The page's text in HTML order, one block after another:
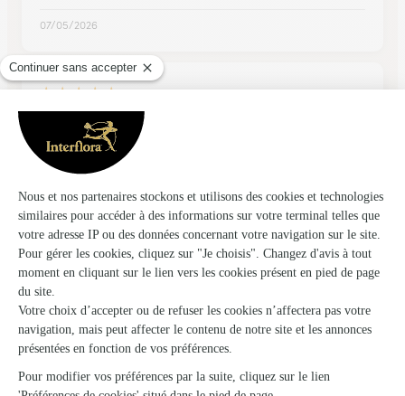
07/05/2026
★ ★ ★ ★ ★
La solution quand on est loin
Un site convivial. un choix varié et une expédition dans les
délais.
07/05/2026
Trustpilot Échantillon d'avis clients fourni via Trustpilot.
Voir tous
les avis de la marque Interflora sur Trustpilot
Livraison de fleurs à Morionvilliers et
autour : les villes proches couvertes par le